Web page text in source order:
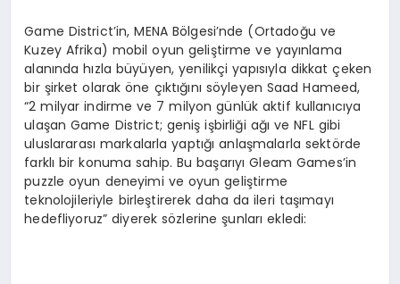
Game District’in, MENA Bölgesi’nde (Ortadoğu ve
Kuzey Afrika) mobil oyun geliştirme ve yayınlama
alanında hızla büyüyen, yenilikçi yapısıyla dikkat çeken
bir şirket olarak öne çıktığını söyleyen Saad Hameed,
“2 milyar indirme ve 7 milyon günlük aktif kullanıcıya
ulaşan Game District; geniş işbirliği ağı ve NFL gibi
uluslararası markalarla yaptığı anlaşmalarla sektörde
farklı bir konuma sahip. Bu başarıyı Gleam Games’in
puzzle oyun deneyimi ve oyun geliştirme
teknolojileriyle birleştirerek daha da ileri taşımayı
hedefliyoruz” diyerek sözlerine şunları ekledi: